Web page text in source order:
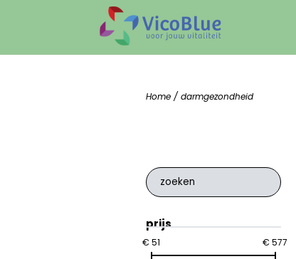
Home/ darmgezondheid
prijs
€ 51 € 577